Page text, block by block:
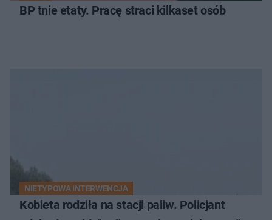
BP tnie etaty. Pracę straci kilkaset osób
NIETYPOWA INTERWENCJA
Kobieta rodziła na stacji paliw. Policjant